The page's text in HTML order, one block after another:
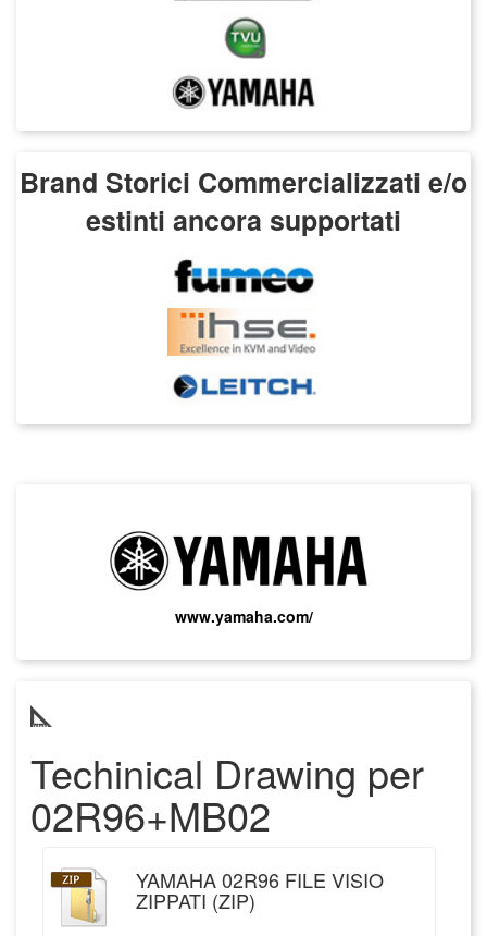
Brand Storici Commercializzati e/o
estinti ancora supportati
www.yamaha.com/
Techinical Drawing per
02R96+MB02
YAMAHA 02R96 FILE VISIO
ZIPPATI (ZIP)